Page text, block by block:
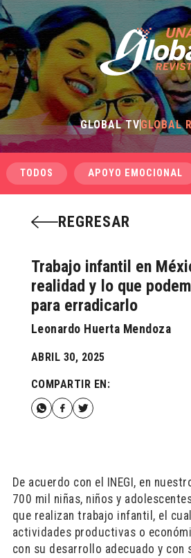
GLOBAL TVGLOBAL
TODOS APOYO EMOCIONAL
REGRESAR
Trabajo infantil en
realidad y lo que
para erradicarlo
Leonardo Huerta Mendoza
ABRIL 30, 2025
COMPARTIR EN:
De acuerdo con el INEGI, en
700 mil niñas, niños y
que realizan trabajo infantil, el
actividades productivas o
con su desarrollo adecuado y con